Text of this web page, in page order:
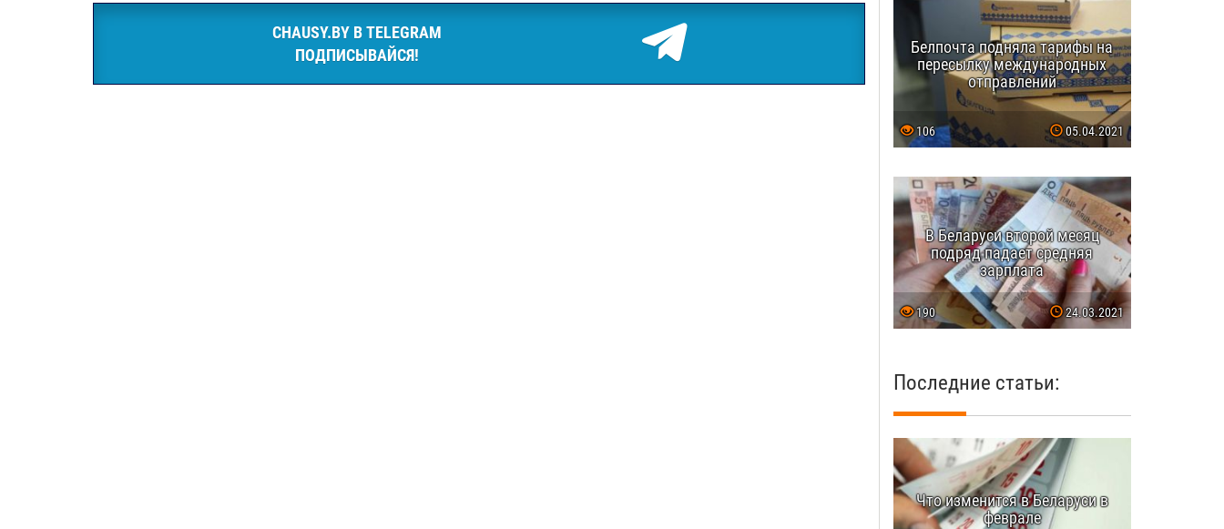
CHAUSY.BY В TELEGRAM
ПОДПИСЫВАЙСЯ!
Белпочта подняла тарифы на
пересылку международных
отправлений
106 05.04.2021
В Беларуси второй месяц
подряд падает средняя
зарплата
190 24.03.2021
Последние статьи:
Что изменится в Беларуси в
феврале